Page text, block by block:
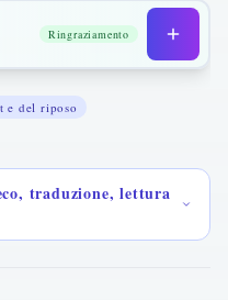
Ringraziamento
e del riposo
traduzione, lettura